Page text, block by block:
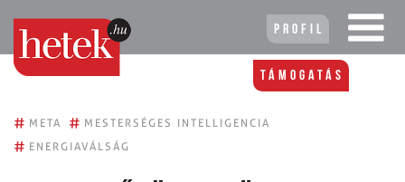
Profil
Támogatás
# META # MESTERSÉGES INTELLIGENCIA
# ENERGIAVÁLSÁG